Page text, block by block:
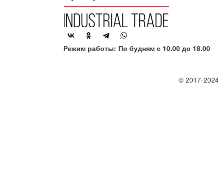
Режим работы: По будням с 10.00 до 18.00
© 2017-